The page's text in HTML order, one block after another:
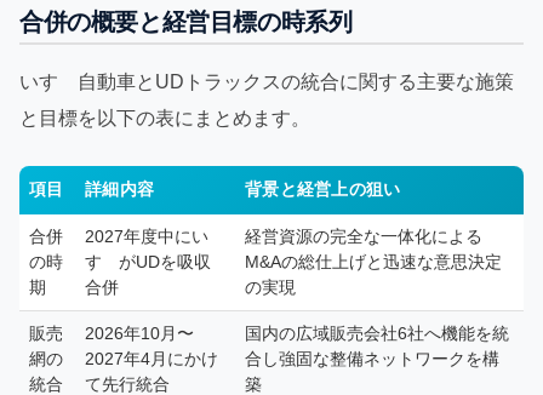
合併の概要と経営目標の時系列
いすゞ自動車とUDトラックスの統合に関する主要な施策
と目標を以下の表にまとめます。
項目 詳細内容 背景と経営上の狙い
合併
の時
期
2027年度中にい
すゞがUDを吸収
合併
経営資源の完全な一体化による
M&Aの総仕上げと迅速な意思決定
の実現
販売
網の
統合
2026年10月〜
2027年4月にかけ
て先行統合
国内の広域販売会社6社へ機能を統
合し強固な整備ネットワークを構
築